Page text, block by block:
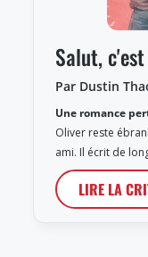
Salut,
Par Dustin
Une romance
Oliver reste
ami. Il écrit de
LIRE LA